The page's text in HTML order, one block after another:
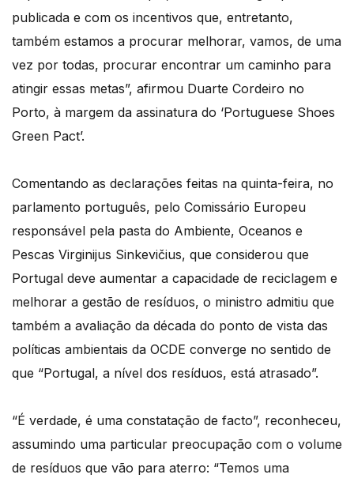
publicada e com os incentivos que, entretanto,
também estamos a procurar melhorar, vamos, de uma
vez por todas, procurar encontrar um caminho para
atingir essas metas”, afirmou Duarte Cordeiro no
Porto, à margem da assinatura do ‘Portuguese Shoes
Green Pact’.
Comentando as declarações feitas na quinta-feira, no
parlamento português, pelo Comissário Europeu
responsável pela pasta do Ambiente, Oceanos e
Pescas Virginijus Sinkevičius, que considerou que
Portugal deve aumentar a capacidade de reciclagem e
melhorar a gestão de resíduos, o ministro admitiu que
também a avaliação da década do ponto de vista das
políticas ambientais da OCDE converge no sentido de
que “Portugal, a nível dos resíduos, está atrasado”.
“É verdade, é uma constatação de facto”, reconheceu,
assumindo uma particular preocupação com o volume
de resíduos que vão para aterro: “Temos uma